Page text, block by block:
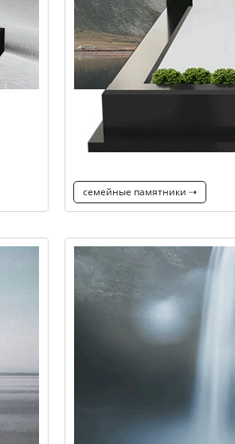
семейные памятники ⇢